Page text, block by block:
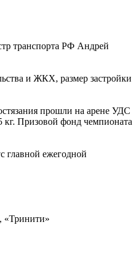
транспорта РФ Андрей
и ЖКХ, размер застройки
прошли на арене УДС
кг. Призовой фонд чемпионата
главной ежегодной